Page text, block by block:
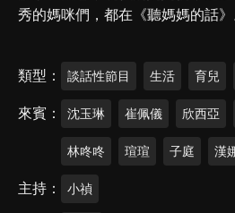
秀的媽咪們，都在《聽媽媽的話》
類型 談話性節目 生活 育兒
來賓 沈玉琳 崔佩儀 欣西亞
林咚咚 瑄瑄 子庭 漢
主持 小禎